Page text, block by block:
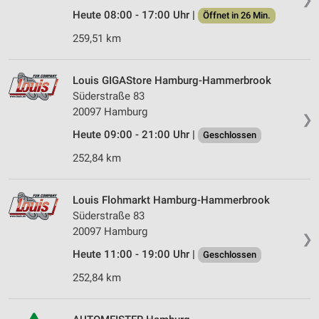
Heute 08:00 - 17:00 Uhr |
Öffnet in 26 Min.
259,51 km
❯
Louis GIGAStore Hamburg-Hammerbrook
Süderstraße 83
20097 Hamburg
Heute 09:00 - 21:00 Uhr |
Geschlossen
252,84 km
❯
Louis Flohmarkt Hamburg-Hammerbrook
Süderstraße 83
20097 Hamburg
Heute 11:00 - 19:00 Uhr |
Geschlossen
252,84 km
Erstellung von Profilen zur Personalisierung
Messung der Werbeleistung
Messung der Performance von Inhalten
Analyse von Zielgruppen durch Statistiken oder
Entwicklung und Verbesserung der Angebote
Verwendung reduzierter Daten zur Auswahl von
IAB-Besonderheiten: